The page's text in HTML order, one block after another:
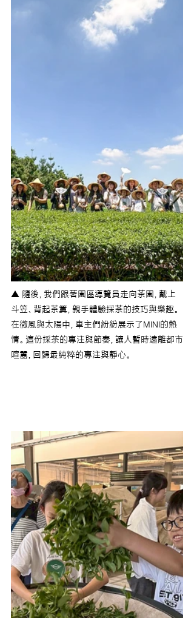
▲ 隨後，我們跟著園區導覽員走向茶園，戴上
斗笠、背起茶簍，親手體驗採茶的技巧與樂趣。
在微風與太陽中，車主們紛紛展示了MINI的熱
情。這份採茶的專注與節奏，讓人暫時遠離都市
喧囂，回歸最純粹的專注與靜心。